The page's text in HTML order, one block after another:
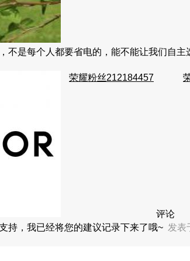
不是每个人都要省电的，能不能让我们自主
荣耀粉丝212184457
评论
持，我已经将您的建议记录下来了哦~ 发表